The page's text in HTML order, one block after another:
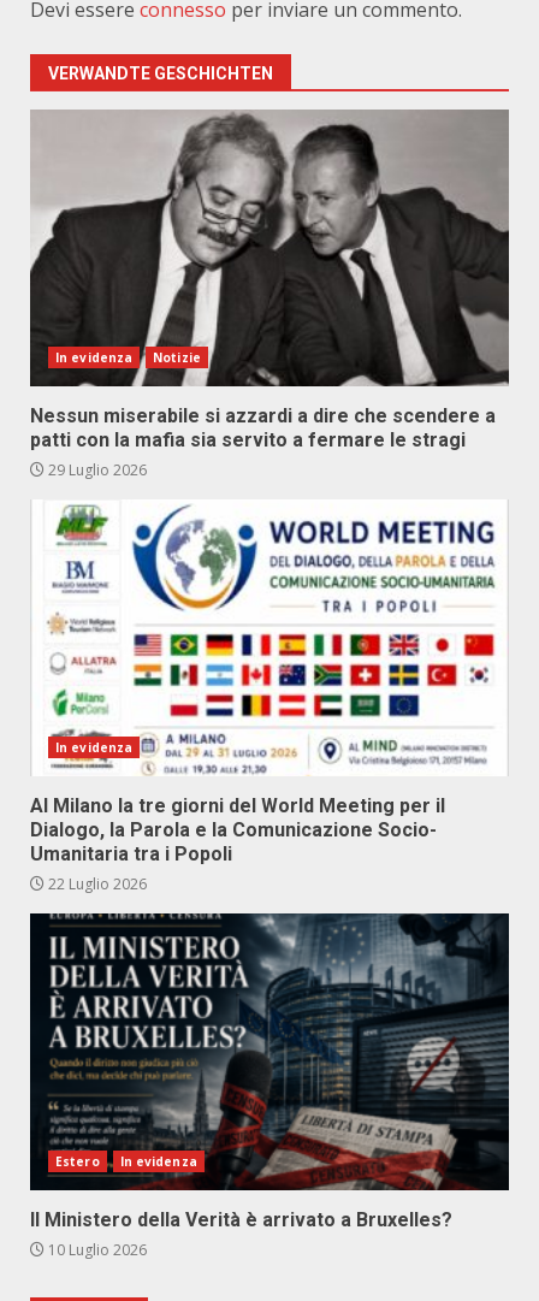
Devi essere connesso per inviare un commento.
VERWANDTE GESCHICHTEN
In evidenza Notizie
Nessun miserabile si azzardi a dire che scendere a
patti con la mafia sia servito a fermare le stragi
29 Luglio 2026
In evidenza
Al Milano la tre giorni del World Meeting per il
Dialogo, la Parola e la Comunicazione Socio-
Umanitaria tra i Popoli
22 Luglio 2026
Estero In evidenza
Il Ministero della Verità è arrivato a Bruxelles?
10 Luglio 2026